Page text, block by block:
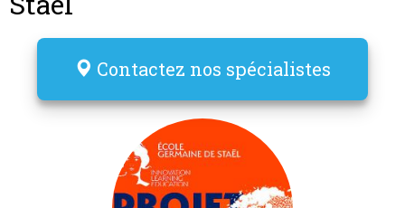
Contactez nos spécialistes